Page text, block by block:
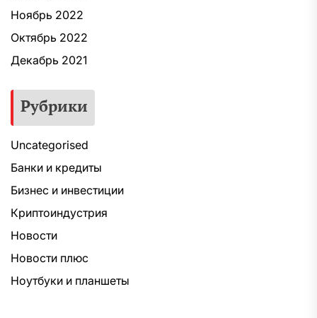
Ноябрь 2022
Октябрь 2022
Декабрь 2021
Рубрики
Uncategorised
Банки и кредиты
Бизнес и инвестиции
Криптоиндустрия
Новости
Новости плюс
Ноутбуки и планшеты